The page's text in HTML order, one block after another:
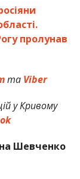
пролунав
та Viber
у Кривому
Шевченко